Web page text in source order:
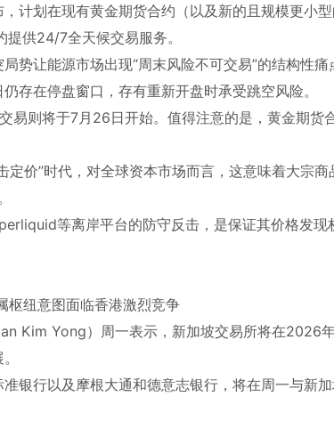
计划在现有黄金期货合约（以及新的且规模更小
供24/7全天候交易服务。
势让能源市场出现“周末风险不可交易”的结构性
存在停盘窗口，存有重新开盘时承受跳空风险。
易则将于7月26日开始。值得注意的是，黄金期货
定价”时代，对全球资本市场而言，这意味着大宗
等离岸平台的防守反击，是保证其价格发现
枢纽意图面临香港激烈竞争
Kim Yong）周一表示，新加坡交易所将在2026
银行以及摩根大通和德意志银行，将在周一与新